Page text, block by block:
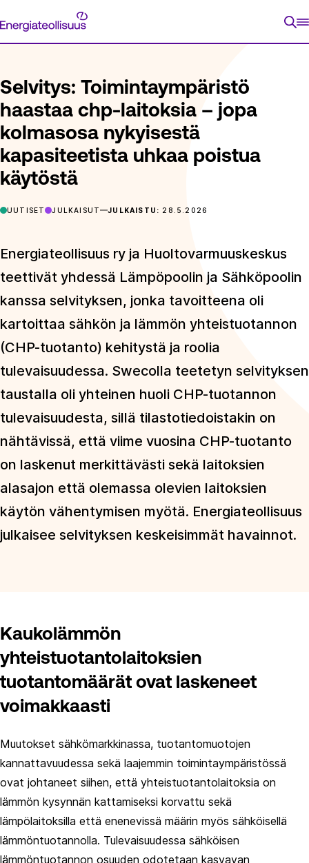
suoraan
Energiateollisuus
ETUSIVU
Selvitys: Toimintaympäristö
haastaa chp-laitoksia – jopa
kolmasosa nykyisestä
kapasiteetista uhkaa poistua
käytöstä
UUTISET JULKAISUT JULKAISTU: 28.5.2026
Energiateollisuus ry ja Huoltovarmuuskeskus
teettivät yhdessä Lämpöpoolin ja Sähköpoolin
kanssa selvityksen, jonka tavoitteena oli
kartoittaa sähkön ja lämmön yhteistuotannon
(CHP-tuotanto) kehitystä ja roolia
tulevaisuudessa. Swecolla teetetyn selvityksen
taustalla oli yhteinen huoli CHP-tuotannon
tulevaisuudesta, sillä tilastotiedoistakin on
nähtävissä, että viime vuosina CHP-tuotanto
on laskenut merkittävästi sekä laitoksien
alasajon että olemassa olevien laitoksien
käytön vähentymisen myötä. Energiateollisuus
julkaisee selvityksen keskeisimmät havainnot.
Kaukolämmön
yhteistuotantolaitoksien
tuotantomäärät ovat laskeneet
voimakkaasti
Muutokset sähkömarkkinassa, tuotantomuotojen
kannattavuudessa sekä laajemmin toimintaympäristössä
ovat johtaneet siihen, että yhteistuotantolaitoksia on
lämmön kysynnän kattamiseksi korvattu sekä
lämpölaitoksilla että enenevissä määrin myös sähköisellä
lämmöntuotannolla. Tulevaisuudessa sähköisen
lämmöntuotannon osuuden odotetaan kasvavan